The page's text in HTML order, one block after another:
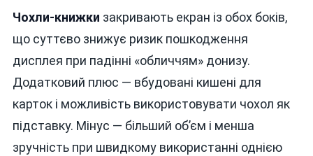
Чохли-книжки закривають екран із обох боків,
що суттєво знижує ризик пошкодження
дисплея при падінні «обличчям» донизу.
Додатковий плюс — вбудовані кишені для
карток і можливість використовувати чохол як
підставку. Мінус — більший об’єм і менша
зручність при швидкому використанні однією